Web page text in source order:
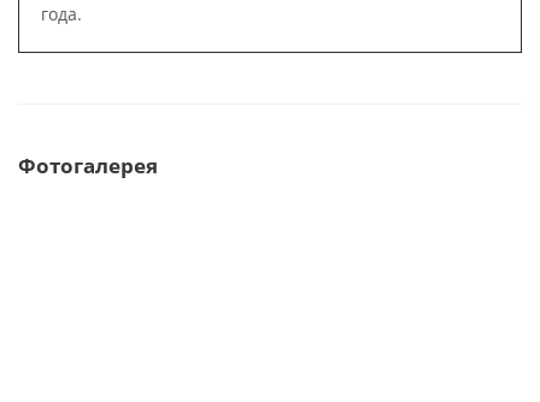
года.
Фотогалерея